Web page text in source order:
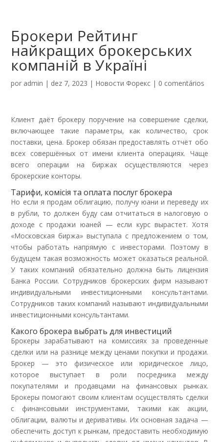
Брокери Рейтинг
найкращих брокерських
компаній в Україні
por admin | dez 7, 2023 | Новости Форекс | 0 comentários
Клиент даёт брокеру поручение на совершение сделки,
включающее такие параметры, как количество, срок
поставки, цена. Брокер обязан предоставлять отчёт обо
всех совершённых от имени клиента операциях. Чаще
всего операции на биржах осуществляются через
брокерские конторы.
Тарифи, комісія та оплата послуг брокера
Но если я продам облигацию, получу юани и переведу их
в рубли, то должен буду сам отчитаться в налоговую о
доходе с продажи юаней — если курс вырастет. Хотя
«Московская биржа» выступала с предложением о том,
чтобы работать напрямую с инвесторами. Поэтому в
будущем такая возможность может оказаться реальной.
У таких компаний обязательно должна быть лицензия
Банка России. Сотрудников брокерских фирм называют
индивидуальными инвестиционными консультантами.
Сотрудников таких компаний называют индивидуальными
инвестиционными консультантами.
Какого брокера выбрать для инвестиций
Брокеры зарабатывают на комиссиях за проведенные
сделки или на разнице между ценами покупки и продажи.
Брокер — это физическое или юридическое лицо,
которое выступает в роли посредника между
покупателями и продавцами на финансовых рынках.
Брокеры помогают своим клиентам осуществлять сделки
с финансовыми инструментами, такими как акции,
облигации, валюты и деривативы. Их основная задача —
обеспечить доступ к рынкам, предоставить необходимую